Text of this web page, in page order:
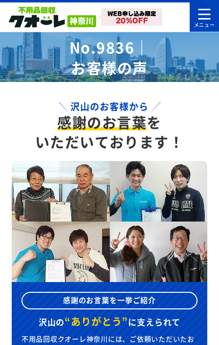
No.9836｜
お客様の声
沢山のお客様から
感謝のお言葉を
いただいております！
感謝のお言葉を一挙ご紹介
沢山の“ありがとう”に支えられて
不用品回収クオーレ神奈川には、ご依頼いただいたお